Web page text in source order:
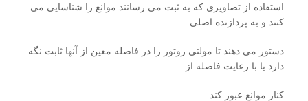
استفاده از تصاویری که به ثبت می رسانند موانع را شناسایی می
کنند و به پردازنده اصلی
دستور می دهند تا مولتی روتور را در فاصله معین از آنها ثابت نگه
دارد یا با رعایت فاصله از
کنار موانع عبور کند.